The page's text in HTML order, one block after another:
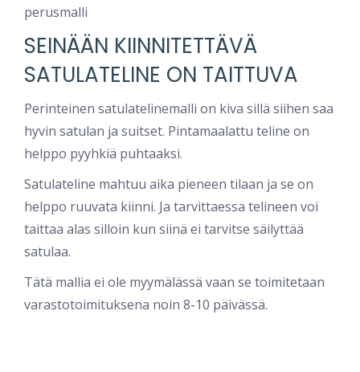
perusmalli
SEINÄÄN KIINNITETTÄVÄ
SATULATELINE ON TAITTUVA
Perinteinen satulatelinemalli on kiva sillä siihen saa
hyvin satulan ja suitset. Pintamaalattu teline on
helppo pyyhkiä puhtaaksi.
Satulateline mahtuu aika pieneen tilaan ja se on
helppo ruuvata kiinni. Ja tarvittaessa telineen voi
taittaa alas silloin kun siinä ei tarvitse säilyttää
satulaa.
Tätä mallia ei ole myymälässä vaan se toimitetaan
varastotoimituksena noin 8-10 päivässä.